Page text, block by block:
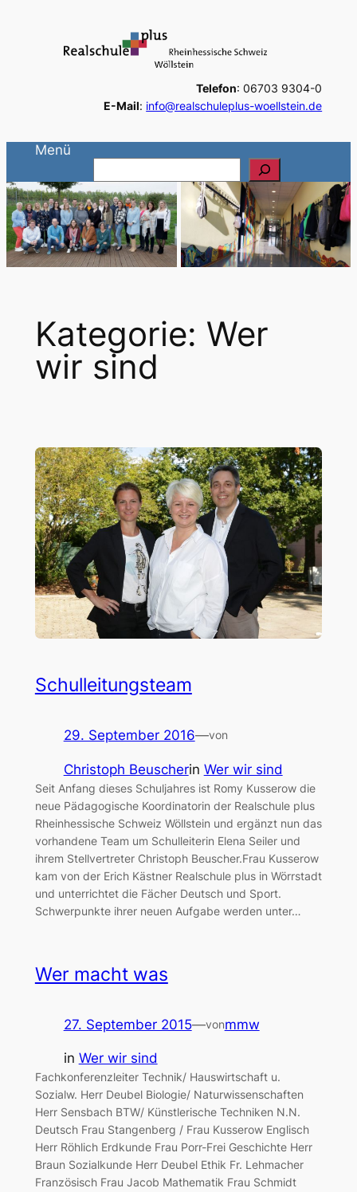
Telefon: 06703 9304-0
E-Mail: info@realschuleplus-woellstein.de
Menü
u
c
h
e
n
Kategorie: Wer
wir sind
Schulleitungsteam
29. September 2016—von
Christoph Beuscherin Wer wir sind
Seit Anfang dieses Schuljahres ist Romy Kusserow die
neue Pädagogische Koordinatorin der Realschule plus
Rheinhessische Schweiz Wöllstein und ergänzt nun das
vorhandene Team um Schulleiterin Elena Seiler und
ihrem Stellvertreter Christoph Beuscher.Frau Kusserow
kam von der Erich Kästner Realschule plus in Wörrstadt
und unterrichtet die Fächer Deutsch und Sport.
Schwerpunkte ihrer neuen Aufgabe werden unter…
Wer macht was
27. September 2015—vonmmw
in Wer wir sind
Fachkonferenzleiter Technik/ Hauswirtschaft u.
Sozialw. Herr Deubel Biologie/ Naturwissenschaften
Herr Sensbach BTW/ Künstlerische Techniken N.N.
Deutsch Frau Stangenberg / Frau Kusserow Englisch
Herr Röhlich Erdkunde Frau Porr-Frei Geschichte Herr
Braun Sozialkunde Herr Deubel Ethik Fr. Lehmacher
Französisch Frau Jacob Mathematik Frau Schmidt